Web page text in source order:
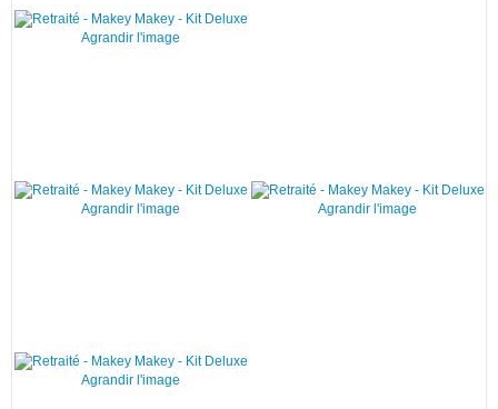
Agrandir l'image
Agrandir l'image Agrandir l'image
Agrandir l'image